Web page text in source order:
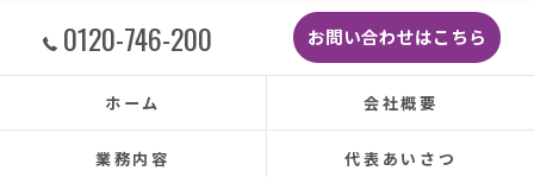
しっかり直していただいた
もちろんなく、先日はかな
たがポツポツ音も一切あり
本当に井澤さんにお願いし
た皆さまとても感じの良い
お任せできました。
0120-746-200 お問い合わせはこちら
ホーム 会社概要
業務内容 代表あいさつ